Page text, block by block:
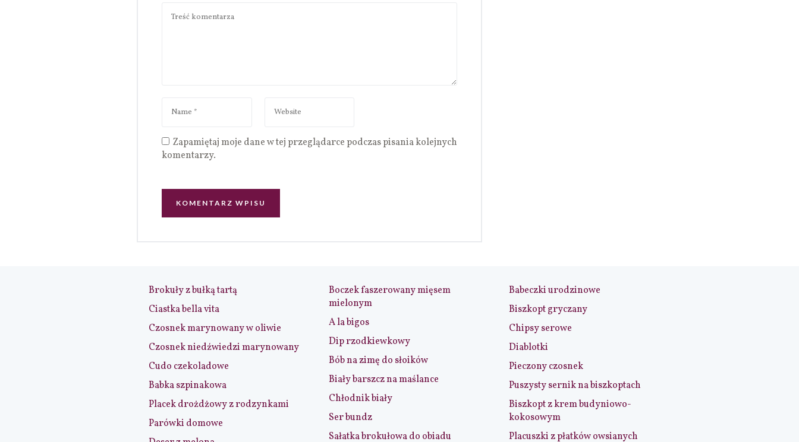
Zapamiętaj moje dane w tej przeglądarce podczas pisania kolejnych
komentarzy.
Brokuły z bułką tartą
Ciastka bella vita
Czosnek marynowany w oliwie
Czosnek niedźwiedzi marynowany
Cudo czekoladowe
Babka szpinakowa
Placek drożdżowy z rodzynkami
Parówki domowe
Boczek faszerowany mięsem
mielonym
A la bigos
Dip rzodkiewkowy
Bób na zimę do słoików
Biały barszcz na maślance
Chłodnik biały
Ser bundz
Sałatka brokułowa do obiadu
Babeczki urodzinowe
Biszkopt gryczany
Chipsy serowe
Diablotki
Pieczony czosnek
Puszysty sernik na biszkoptach
Biszkopt z krem budyniowo-
kokosowym
Placuszki z płatków owsianych